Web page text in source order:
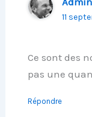
11
Ce sont des
pas une
Répondre